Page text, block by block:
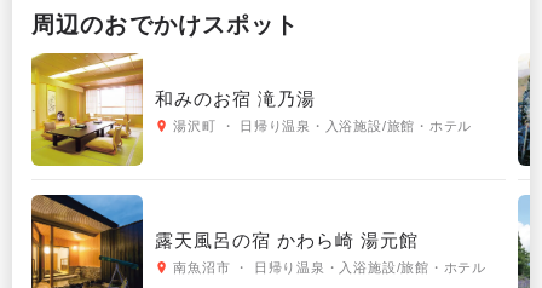
周辺のおでかけスポット
和みのお宿 滝乃湯
湯沢町 ・ 日帰り温泉・入浴施設/旅館・ホテル
露天風呂の宿 かわら崎 湯元館
南魚沼市 ・ 日帰り温泉・入浴施設/旅館・ホテル